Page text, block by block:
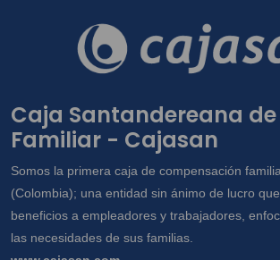
Caja Santandereana
Familiar - Cajasan
Somos la primera caja de compensación
(Colombia); una entidad sin ánimo de lucro
beneficios a empleadores y trabajadores,
las necesidades de sus familias.